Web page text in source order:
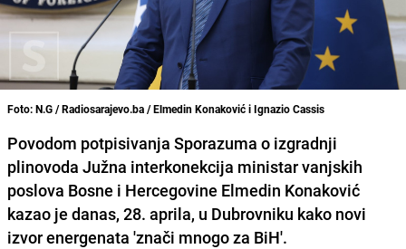
Foto: N.G / Radiosarajevo.ba / Elmedin Konaković i Ignazio Cassis
Povodom potpisivanja Sporazuma o izgradnji
plinovoda Južna interkonekcija ministar vanjskih
poslova Bosne i Hercegovine Elmedin Konaković
kazao je danas, 28. aprila, u Dubrovniku kako novi
izvor energenata 'znači mnogo za BiH'.